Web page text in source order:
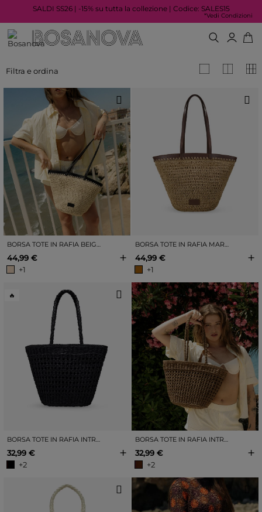
SALDI SS26 | -15% su tutta la collezione | Codice: SALES15
*Vedi Condizioni
Filtra e ordina
BORSA TOTE IN RAFIA BEIGE CON CERNIERA
44,99 €
+1
+
BORSA TOTE IN RAFIA MARRONE CHIARO CON CERNIERA
44,99 €
+1
+
🔥
BORSA TOTE IN RAFIA INTRECCIATA NERA
32,99 €
+2
+
BORSA TOTE IN RAFIA INTRECCIATA MARRONE
32,99 €
+2
+